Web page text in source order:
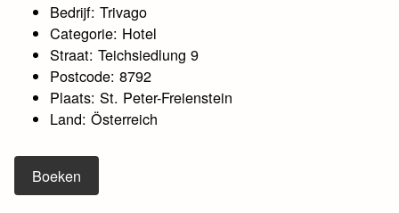
Bedrijf: Trivago
Categorie: Hotel
Straat: Teichsiedlung 9
Postcode: 8792
Plaats: St. Peter-Freienstein
Land: Österreich
Boeken